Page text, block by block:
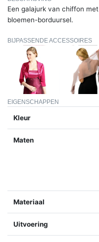
Een galajurk van chiffon
bloemen-borduursel.
BIJPASSENDE ACCESSOIRES
EIGENSCHAPPEN
Kleur
Maten
Materiaal
Uitvoering